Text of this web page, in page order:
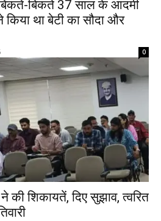
बिकते-बिकते 37 साल के आदमी
किया था बेटी का सौदा और
0
की शिकायतें, दिए सुझाव, त्वरित